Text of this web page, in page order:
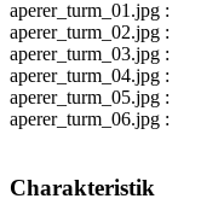
aperer_turm_01.jpg :
aperer_turm_02.jpg :
aperer_turm_03.jpg :
aperer_turm_04.jpg :
aperer_turm_05.jpg :
aperer_turm_06.jpg :
Charakteristik